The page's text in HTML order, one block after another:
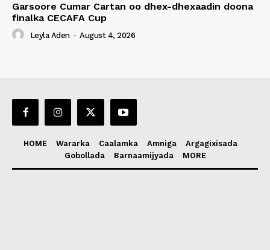
Garsoore Cumar Cartan oo dhex-dhexaadin doona
finalka CECAFA Cup
Leyla Aden - August 4, 2026
HOME Wararka Caalamka Amniga
Argagixisada
Gobollada
Barnaamijyada MORE